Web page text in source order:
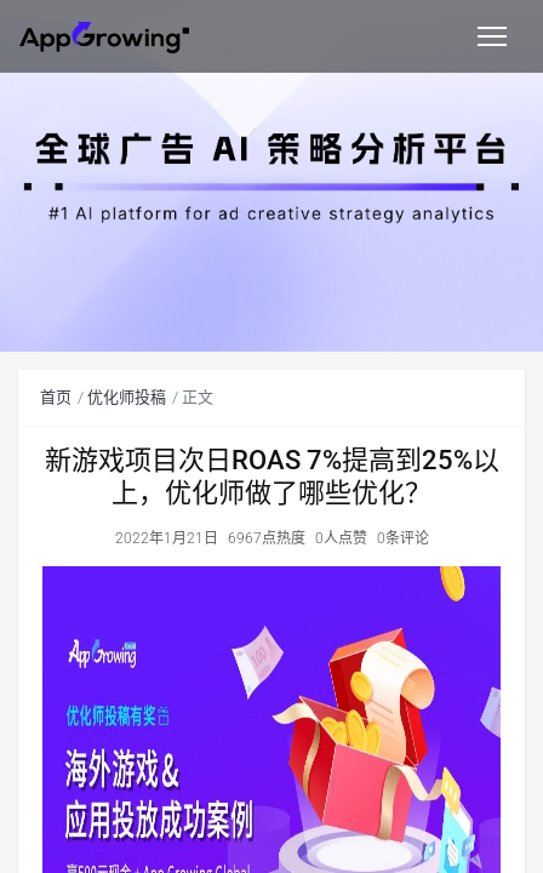
首页 优化师投稿 正文
新游戏项目次日ROAS 7%提高到25%以
上，优化师做了哪些优化？
2022年1月21日 6967点热度 0人点赞 0条评论